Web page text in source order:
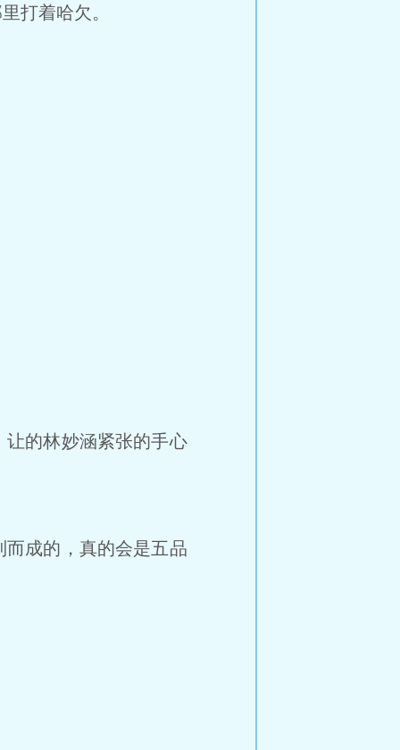
打着哈欠。
的林妙涵紧张的手心
成的，真的会是五品